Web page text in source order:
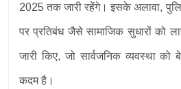
2025 तक जारी रहेंगे। इसके अलावा,
पर प्रतिबंध जैसे सामाजिक सुधारों को
जारी किए, जो सार्वजनिक व्यवस्था को
कदम है।